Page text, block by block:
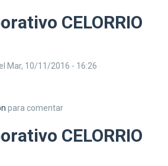
CELORRIO
el Mar, 10/11/2016 - 16:26
CELORRIO (parte 2)
para comentar
CELORRIO